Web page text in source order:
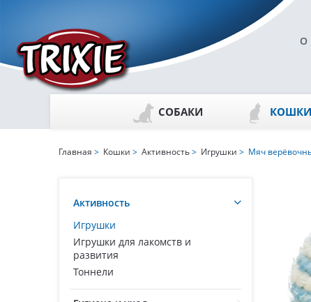
О
СОБАКИ КОШКИ
Активность
Игрушки
Игрушки для лакомств и
развития
Тоннели
Главная > Кошки > Активность> Игрушки > Мяч